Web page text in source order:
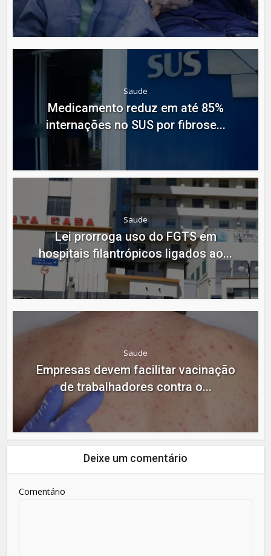
Saude
Medicamento reduz em até 85%
internações no SUS por fibrose...
Saude
Lei prorroga uso do FGTS em
hospitais filantrópicos ligados ao...
Saude
Empresas devem facilitar vacinação
de trabalhadores contra o...
Deixe um comentário
Comentário